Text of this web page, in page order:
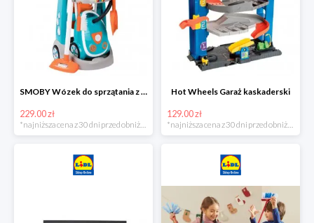
SMOBY Wózek do sprzątania z odkurzaczem
229.00 zł
Hot Wheels Garaż kaskaderski
129.00 zł